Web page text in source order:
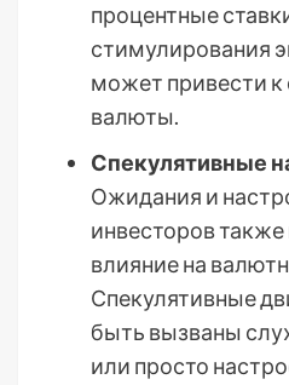
процентные
стимулирования
может привести
валюты.
Спекулятивные
Ожидания и
инвесторов
влияние на
Спекулятивные
быть вызваны
или просто